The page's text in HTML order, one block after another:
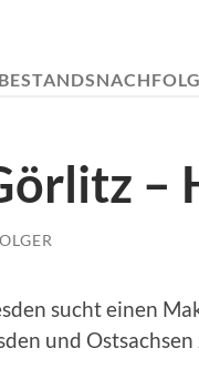
–
sucht einen
und